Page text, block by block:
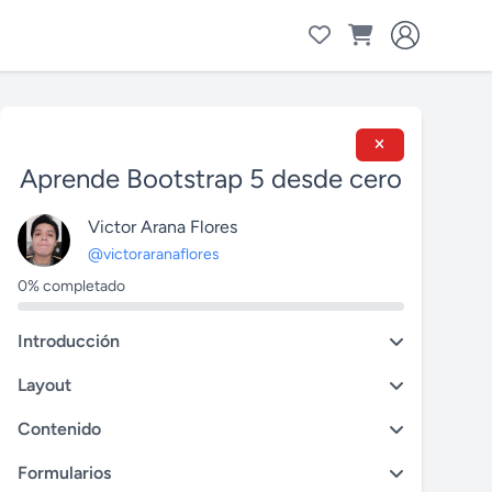
Aprende Bootstrap 5 desde cero
Victor Arana Flores
@victoraranaflores
0% completado
Introducción
Layout
Contenido
Formularios